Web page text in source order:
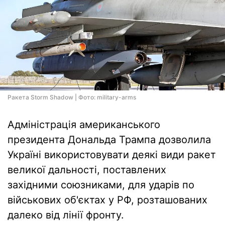
Ракета Storm Shadow | Фото: military-arms
Адміністрація американського
президента Дональда Трампа дозволила
Україні використовувати деякі види ракет
великої дальності, поставлених
західними союзниками, для ударів по
військових об'єктах у РФ, розташованих
далеко від лінії фронту.